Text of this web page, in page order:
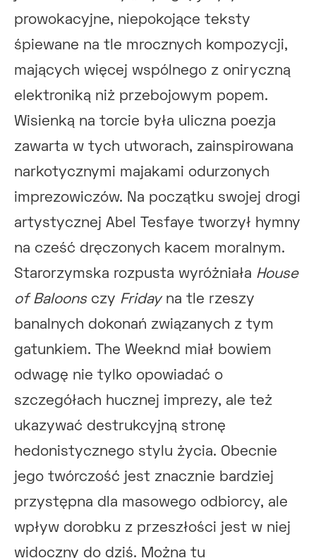
prowokacyjne, niepokojące teksty
śpiewane na tle mrocznych kompozycji,
mających więcej wspólnego z oniryczną
elektroniką niż przebojowym popem.
Wisienką na torcie była uliczna poezja
zawarta w tych utworach, zainspirowana
narkotycznymi majakami odurzonych
imprezowiczów. Na początku swojej drogi
artystycznej Abel Tesfaye tworzył hymny
na cześć dręczonych kacem moralnym.
Starorzymska rozpusta wyróżniała House
of Baloonsczy Fridayna tle rzeszy
banalnych dokonań związanych z tym
gatunkiem. The Weeknd miał bowiem
odwagę nie tylko opowiadać o
szczegółach hucznej imprezy, ale też
ukazywać destrukcyjną stronę
hedonistycznego stylu życia. Obecnie
jego twórczość jest znacznie bardziej
przystępna dla masowego odbiorcy, ale
wpływ dorobku z przeszłości jest w niej
widoczny do dziś. Można tu